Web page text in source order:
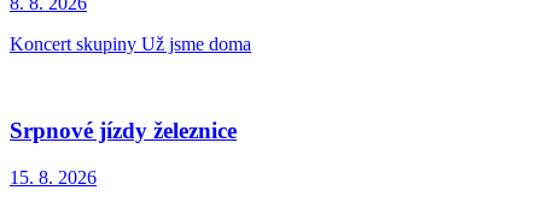
Koncert skupiny Už jsme doma
Srpnové jízdy železnice
15. 8. 2026